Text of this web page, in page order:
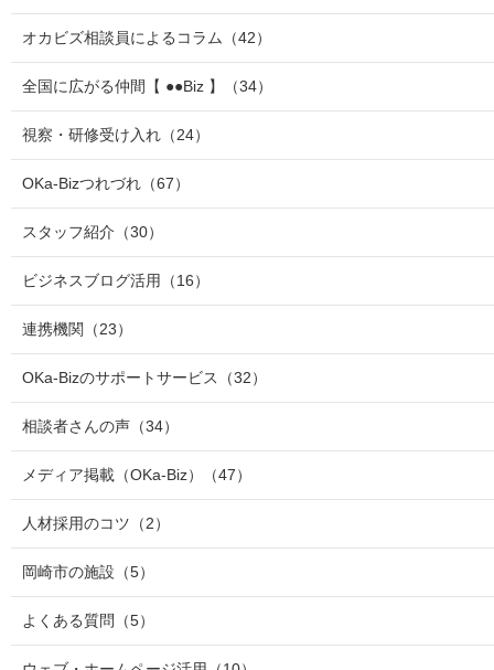
オカビズ相談員によるコラム （42）
全国に広がる仲間【 ●●Biz 】 （34）
視察・研修受け入れ （24）
OKa-Bizつれづれ （67）
スタッフ紹介 （30）
ビジネスブログ活用 （16）
連携機関 （23）
OKa-Bizのサポートサービス （32）
相談者さんの声 （34）
メディア掲載（OKa-Biz） （47）
人材採用のコツ （2）
岡崎市の施設 （5）
よくある質問 （5）